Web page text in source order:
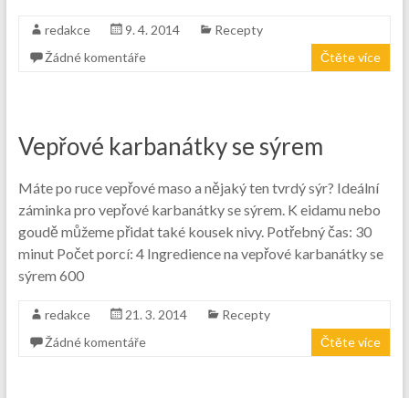
redakce 9. 4. 2014
Recepty
Žádné komentáře
Čtěte více
Vepřové karbanátky se sýrem
Máte po ruce vepřové maso a nějaký ten tvrdý sýr? Ideální
záminka pro vepřové karbanátky se sýrem. K eidamu nebo
goudě můžeme přidat také kousek nivy. Potřebný čas: 30
minut Počet porcí: 4 Ingredience na vepřové karbanátky se
sýrem 600
redakce 21. 3. 2014
Recepty
Žádné komentáře
Čtěte více